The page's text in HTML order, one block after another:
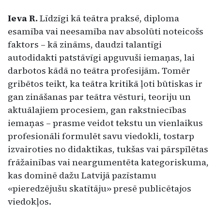
Ieva R. Līdzīgi kā teātra praksē, diploma
esamība vai neesamība nav absolūti noteicošs
faktors – kā zināms, daudzi talantīgi
autodidakti patstāvīgi apguvuši iemaņas, lai
darbotos kādā no teātra profesijām. Tomēr
gribētos teikt, ka teātra kritikā ļoti būtiskas ir
gan zināšanas par teātra vēsturi, teoriju un
aktuālajiem procesiem, gan rakstniecības
iemaņas – prasme veidot tekstu un vienlaikus
profesionāli formulēt savu viedokli, tostarp
izvairoties no didaktikas, tukšas vai pārspīlētas
frāžainības vai neargumentēta kategoriskuma,
kas dominē dažu Latvijā pazīstamu
«pieredzējušu skatītāju» presē publicētajos
viedokļos.